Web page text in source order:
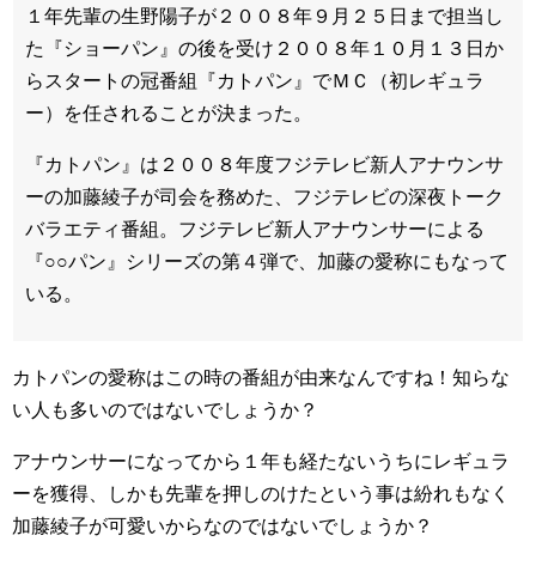
１年先輩の生野陽子が２００８年９月２５日まで担当し
た『ショーパン』の後を受け２００８年１０月１３日か
らスタートの冠番組『カトパン』でＭＣ（初レギュラ
ー）を任されることが決まった。
『カトパン』は２００８年度フジテレビ新人アナウンサ
ーの加藤綾子が司会を務めた、フジテレビの深夜トーク
バラエティ番組。フジテレビ新人アナウンサーによる
『○○パン』シリーズの第４弾で、加藤の愛称にもなって
いる。
カトパンの愛称はこの時の番組が由来なんですね！知らな
い人も多いのではないでしょうか？
アナウンサーになってから１年も経たないうちにレギュラ
ーを獲得、しかも先輩を押しのけたという事は紛れもなく
加藤綾子が可愛いからなのではないでしょうか？